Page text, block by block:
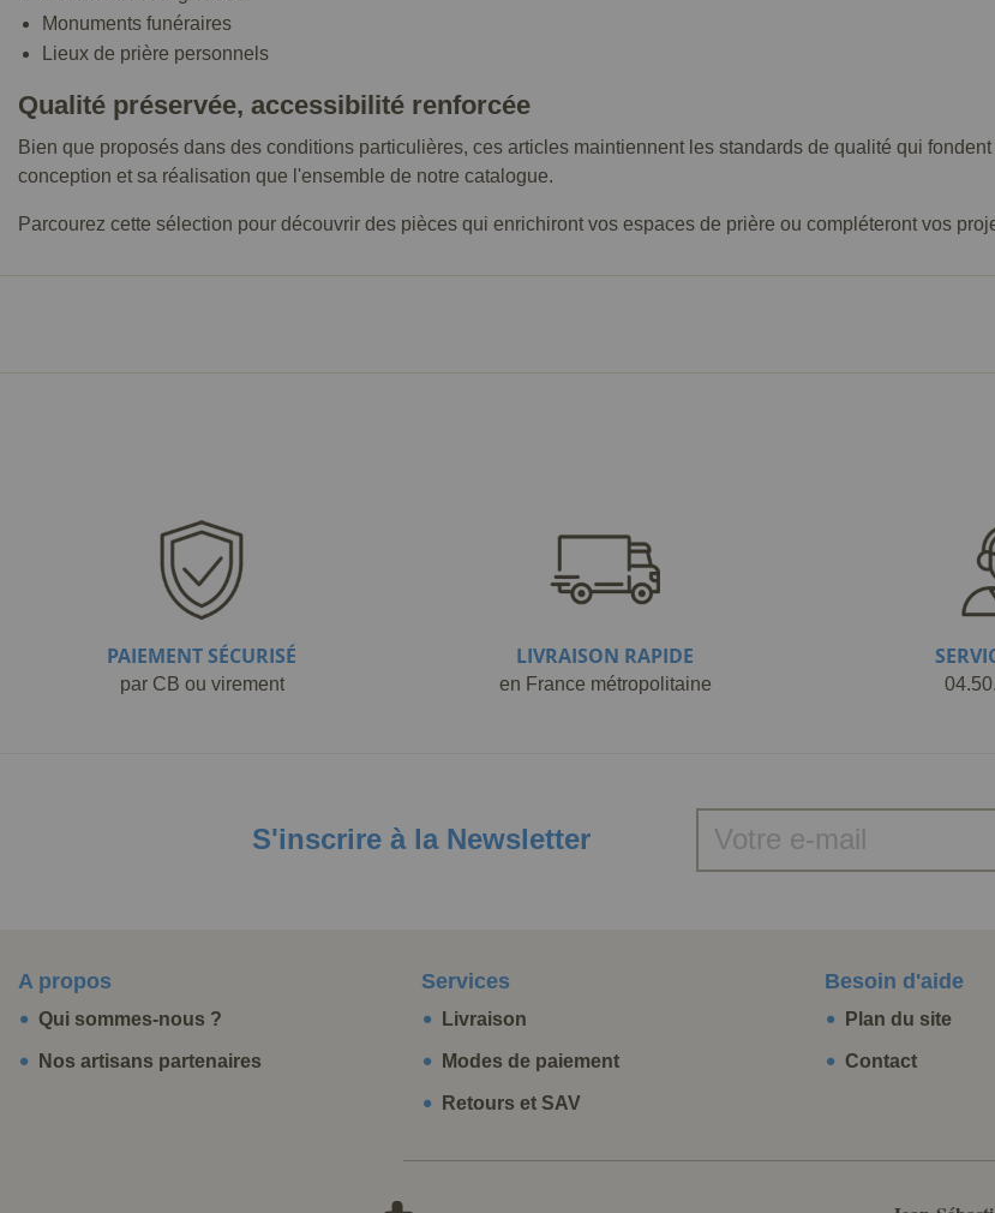
Monuments funéraires
Lieux de prière personnels
Qualité préservée, accessibilité renforcée
Bien que proposés dans des conditions particulières, ces articles maintiennent les standards de qualité qui
conception et sa réalisation que l'ensemble de notre catalogue.
Parcourez cette sélection pour découvrir des pièces qui enrichiront vos espaces de prière ou compléteront vos
PAIEMENT SÉCURISÉ
par CB ou virement
LIVRAISON RAPIDE
en France métropolitaine
S'inscrire à la Newsletter
A propos
Qui sommes-nous ?
Nos artisans partenaires
Services
Livraison
Modes de paiement
Retours et SAV
Besoin d'aide
Plan du site
Contact